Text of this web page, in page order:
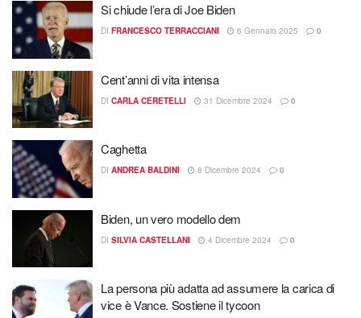
Si chiude l’era di Joe Biden
DI FRANCESCO TERRACCIANI 6 Gennaio 2025 0
Cent’anni di vita intensa
DI CARLA CERETELLI 31 Dicembre 2024 0
Caghetta
DI ANDREA BALDINI 8 Dicembre 2024 0
Biden, un vero modello dem
DI SILVIA CASTELLANI 4 Dicembre 2024 0
La persona più adatta ad assumere la carica di
vice è Vance. Sostiene il tycoon